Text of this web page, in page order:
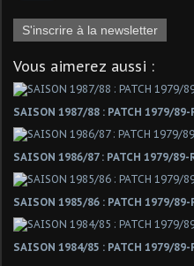
S'inscrire à la newsletter
Vous aimerez aussi :
SAISON 1987/88 : PATCH 1979/
SAISON 1986/87 : PATCH 1979/
SAISON 1985/86 : PATCH 1979/
SAISON 1984/85 : PATCH 1979/